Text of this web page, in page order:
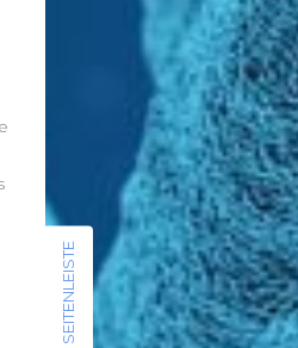
SEITENLEISTE